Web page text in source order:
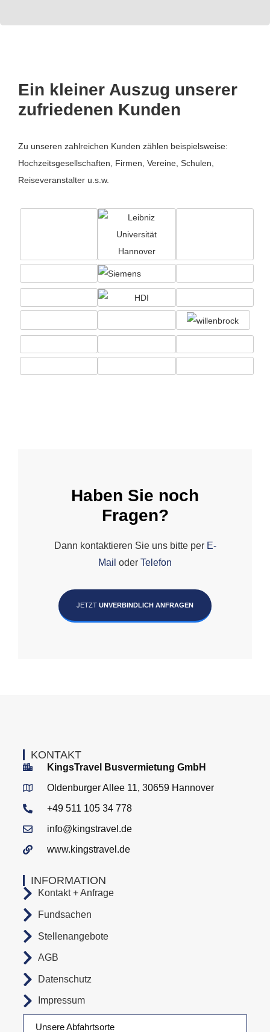
Ein kleiner Auszug unserer
zufriedenen Kunden
Zu unseren zahlreichen Kunden zählen beispielsweise:
Hochzeitsgesellschaften, Firmen, Vereine, Schulen,
Reiseveranstalter u.s.w.
Haben Sie noch
Fragen?
Dann kontaktieren Sie uns bitte per E-
Mail oder Telefon
JETZT UNVERBINDLICH ANFRAGEN
Unsere Abfahrtsorte
INFORMATION
Kontakt + Anfrage
Fundsachen
Stellenangebote
AGB
Datenschutz
Impressum
KONTAKT
KingsTravel Busvermietung GmbH
Oldenburger Allee 11, 30659 Hannover
+49 511 105 34 778
info@kingstravel.de
www.kingstravel.de